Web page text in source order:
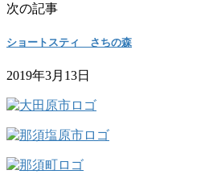
次の記事
ショートスティ さちの森
2019年3月13日